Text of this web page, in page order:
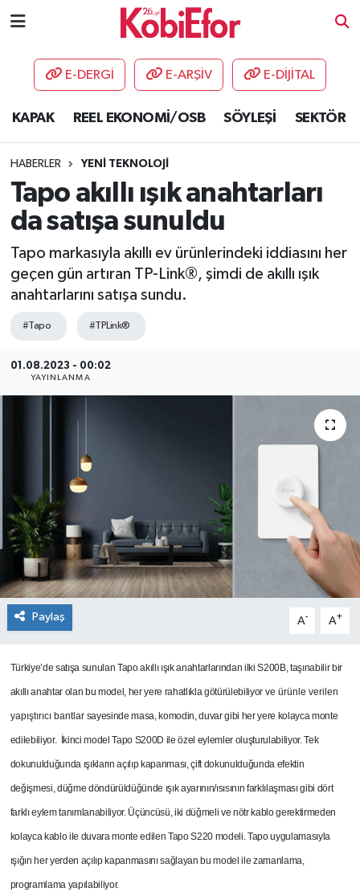
E-DERGİ E-ARŞİV E-DİJİTAL
KAPAK REEL EKONOMİ/OSB SÖYLEŞİ SEKTÖR
HABERLER YENİ TEKNOLOJİ
Tapo akıllı ışık anahtarları
da satışa sunuldu
Tapo markasıyla akıllı ev ürünlerindeki iddiasını her
geçen gün artıran TP-Link®, şimdi de akıllı ışık
anahtarlarını satışa sundu.
#Tapo #TPLink®
01.08.2023 - 00:02
YAYINLANMA
Paylaş A- A+
Türkiye’de satışa sunulan Tapo akıllı ışık anahtarlarından ilki S200B, taşınabilir bir
akıllı anahtar olan bu model, her yere rahatlıkla götürülebiliyor ve ürünle verilen
yapıştırıcı bantlar sayesinde masa, komodin, duvar gibi her yere kolayca monte
edilebiliyor. İkinci model Tapo S200D ile özel eylemler oluşturulabiliyor. Tek
dokunulduğunda ışıkların açılıp kapanması, çift dokunulduğunda efektin
değişmesi, düğme döndürüldüğünde ışık ayarının/ısısının farklılaşması gibi dört
farklı eylem tanımlanabiliyor. Üçüncüsü, iki düğmeli ve nötr kablo gerektirmeden
kolayca kablo ile duvara monte edilen Tapo S220 modeli. Tapo uygulamasıyla
ışığın her yerden açılıp kapanmasını sağlayan bu model ile zamanlama,
programlama yapılabiliyor.
AKADEMİ
DESTEK-TEŞVİK
ETKİNLİK
GÜNCEL
HABERLER
SÖYLEŞİ
ÜLKE
YAŞAM